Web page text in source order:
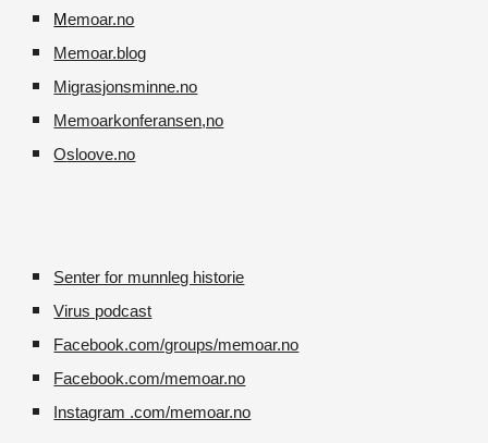
Memoar.no
Memoar.blog
M igrasjonsminne.no
Memoarkonferansen,no
Osloove.no
Senter for munnleg historie
Virus podcast
Facebook.com/groups/memoar.no
Facebook.com/memoar.no
Instagram .com/memoar.no